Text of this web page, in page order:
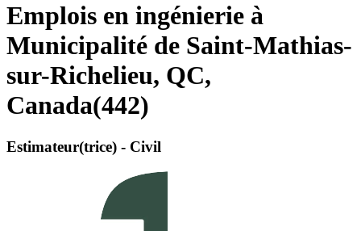
Emplois en ingénierie à
Municipalité de Saint-Mathias-
sur-Richelieu, QC,
Canada(442)
Estimateur(trice) - Civil